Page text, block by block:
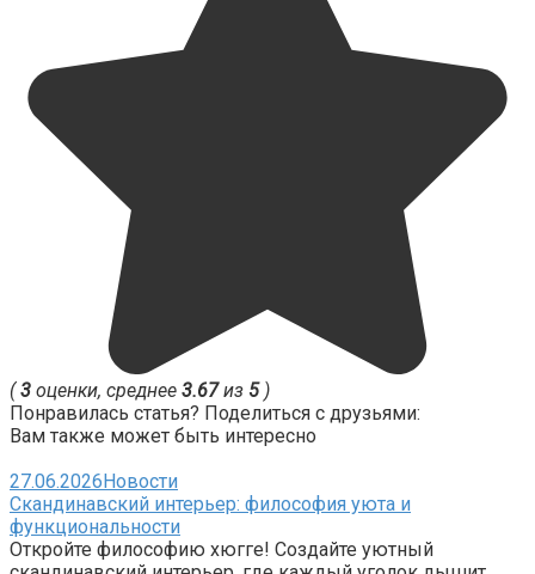
(3 оценки, среднее 3.67из 5)
Понравилась статья? Поделиться с друзьями:
Вам также может быть интересно
27.06.2026Новости
Скандинавский интерьер: философия уюта и
функциональности
Откройте философию хюгге! Создайте уютный